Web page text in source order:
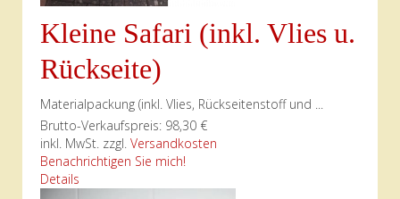
Kleine Safari (inkl. Vlies u.
Rückseite)
Materialpackung (inkl. Vlies, Rückseitenstoff und ...
Brutto-Verkaufspreis: 98,30 €
inkl. MwSt. zzgl. Versandkosten
Benachrichtigen Sie mich!
Details